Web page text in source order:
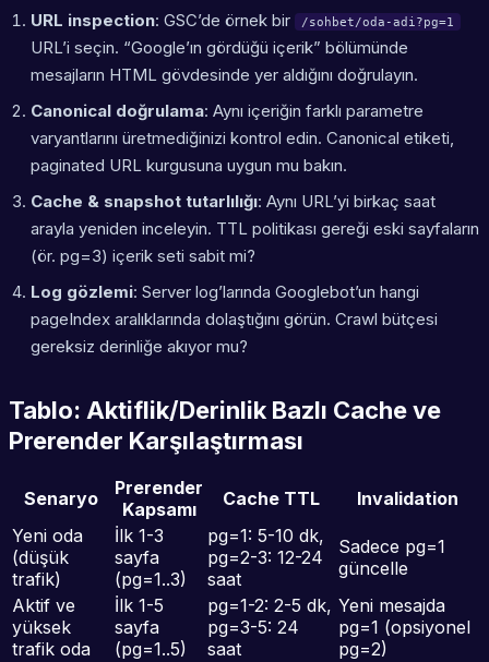
URL inspection: GSC’de örnek bir /sohbet/oda-adi?pg=1
URL’i seçin. “Google’ın gördüğü içerik” bölümünde
mesajların HTML gövdesinde yer aldığını doğrulayın.
Canonical doğrulama: Aynı içeriğin farklı parametre
varyantlarını üretmediğinizi kontrol edin. Canonical etiketi,
paginated URL kurgusuna uygun mu bakın.
Cache & snapshot tutarlılığı: Aynı URL’yi birkaç saat
arayla yeniden inceleyin. TTL politikası gereği eski sayfaların
(ör. pg=3) içerik seti sabit mi?
Log gözlemi: Server log’larında Googlebot’un hangi
pageIndex aralıklarında dolaştığını görün. Crawl bütçesi
gereksiz derinliğe akıyor mu?
Tablo: Aktiflik/Derinlik Bazlı Cache ve
Prerender Karşılaştırması
Senaryo
Prerender
Kapsamı
Cache TTL
Invalidation
Yeni oda
(düşük
trafik)
İlk 1-3
sayfa
(pg=1..3)
pg=1: 5-10 dk,
pg=2-3: 12-24
saat
Sadece pg=1
güncelle
Aktif ve
yüksek
trafik oda
İlk 1-5
sayfa
(pg=1..5)
pg=1-2: 2-5 dk,
pg=3-5: 24
saat
Yeni mesajda
pg=1 (opsiyonel
pg=2)